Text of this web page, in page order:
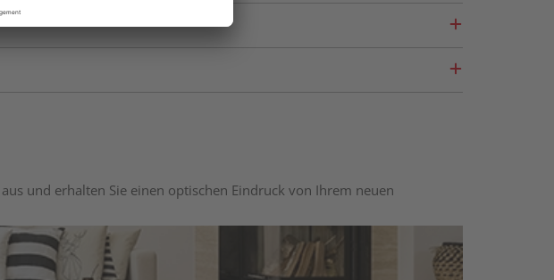
und erhalten Sie einen optischen Eindruck von Ihrem neuen